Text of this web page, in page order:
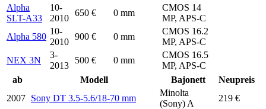
Alpha
SLT-A33
10-
2010
650 € 0 mm
CMOS 14
MP, APS-C
Alpha 580
10-
2010
900 € 0 mm
CMOS 16.2
MP, APS-C
NEX 3N
3-
2013
500 € 0 mm
CMOS 16.5
MP, APS-C
ab
Modell Bajonett
Neupreis
2007 Sony DT 3.5-5.6/18-70 mm
Minolta
(Sony) A
219 €